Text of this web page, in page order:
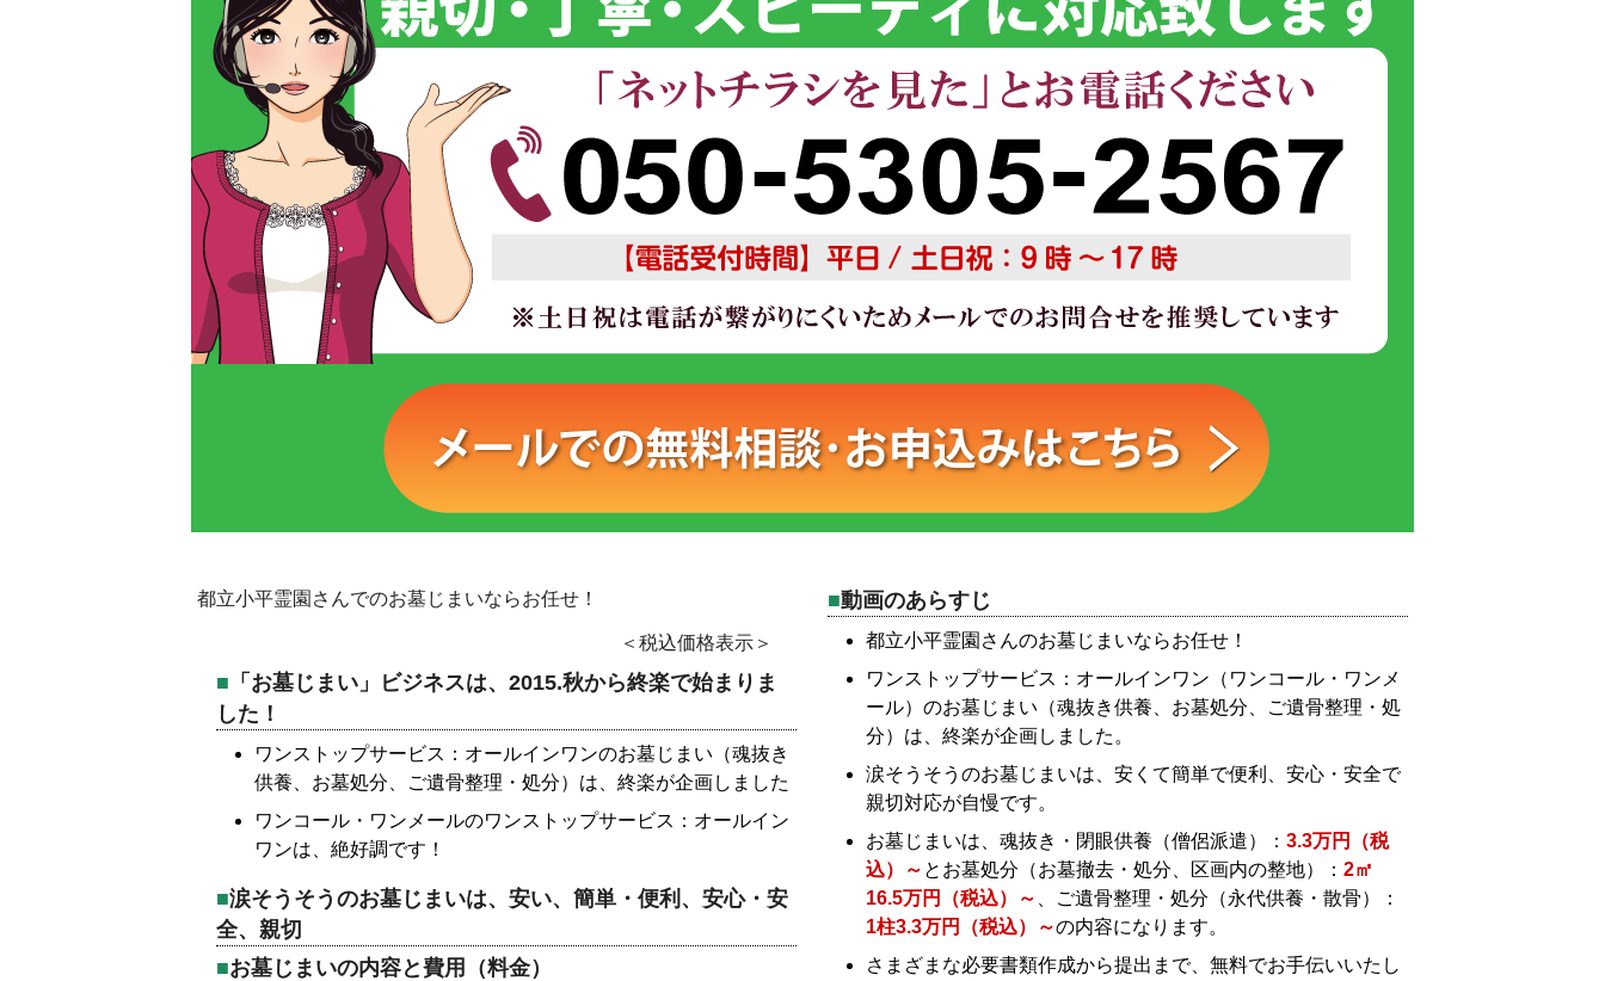
都立小平霊園さんでのお墓じまいならお任せ！
＜税込価格表示＞
「お墓じまい」ビジネスは、2015.秋から終楽で始まりま
した！
ワンストップサービス：オールインワンのお墓じまい（魂抜き
供養、お墓処分、ご遺骨整理・処分）は、終楽が企画しました
ワンコール・ワンメールのワンストップサービス：オールイン
ワンは、絶好調です！
涙そうそうのお墓じまいは、安い、簡単・便利、安心・安
全、親切
お墓じまいの内容と費用（料金）
動画のあらすじ
都立小平霊園さんのお墓じまいならお任せ！
ワンストップサービス：オールインワン（ワンコール・ワンメ
ール）のお墓じまい（魂抜き供養、お墓処分、ご遺骨整理・処
分）は、終楽が企画しました。
涙そうそうのお墓じまいは、安くて簡単で便利、安心・安全で
親切対応が自慢です。
お墓じまいは、魂抜き・閉眼供養（僧侶派遣）：3.3万円（税
込）～ とお墓処分（お墓撤去・処分、区画内の整地）：2㎡
16.5万円（税込）～
、ご遺骨整理・処分（永代供養・散骨）：
1柱3.3万円（税込）～の内容になります。
さまざまな必要書類作成から提出まで、無料でお手伝いいたし